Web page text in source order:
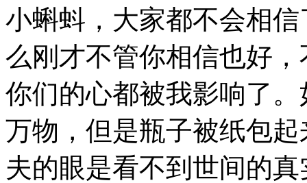
小蝌蚪，大家都不会相
么刚才不管你相信也好
你们的心都被我影响了
万物，但是瓶子被纸包
夫的眼是看不到世间的